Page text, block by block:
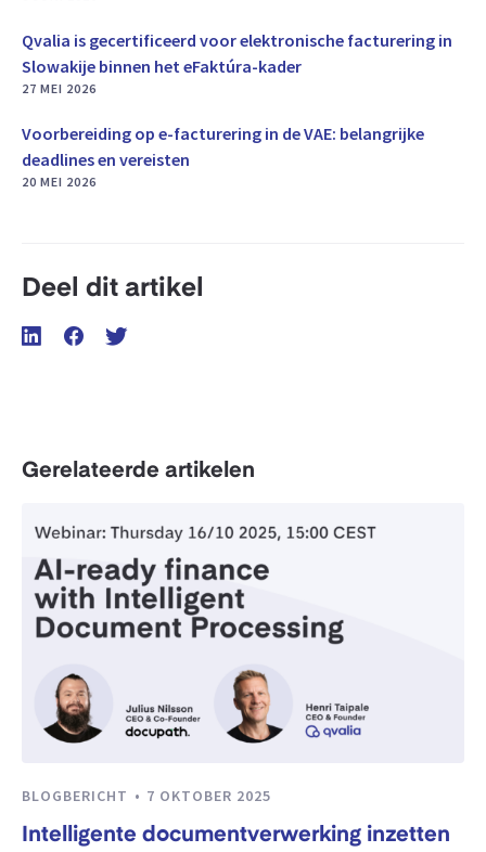
Qvalia is gecertificeerd voor elektronische facturering in
Slowakije binnen het eFaktúra-kader
27 MEI 2026
Voorbereiding op e-facturering in de VAE: belangrijke
deadlines en vereisten
20 MEI 2026
Deel dit artikel
Gerelateerde artikelen
BLOGBERICHT 7 OKTOBER 2025
Intelligente documentverwerking inzetten